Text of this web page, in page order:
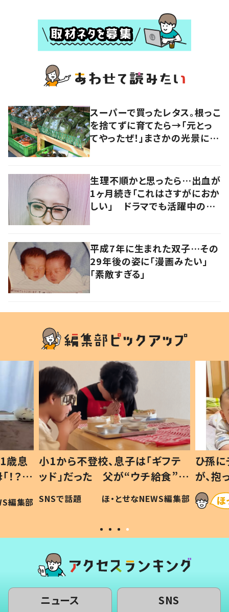
スーパーで買ったレタス。根っこ
を捨てずに育てたら→「元とっ
てやったぜ！」まさかの光景に…
生理不順かと思ったら…出血が
1ヶ月続き「これはさすがにおか
しい」 ドラマでも活躍中の女
平成7年に生まれた双子…その
29年後の姿に「漫画みたい」
「素敵すぎる」
歳息
？」
編集部
小1から不登校、息子は「ギフテ
ッド」だった 父が“ウチ給食”を
作り続ける理由とは #令和の親
#令和の子
SNSで話題 ほ・とせなNEWS編集部
ひ孫
が、
「涙が
い」
ニュース SNS